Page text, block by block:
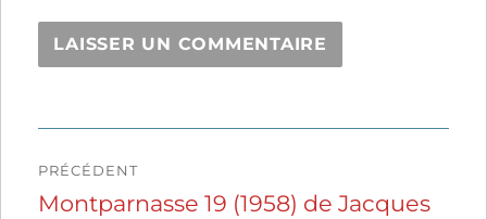
de
PRÉCÉDENT
Publication
Montparnasse 19 (1958) de Jacques